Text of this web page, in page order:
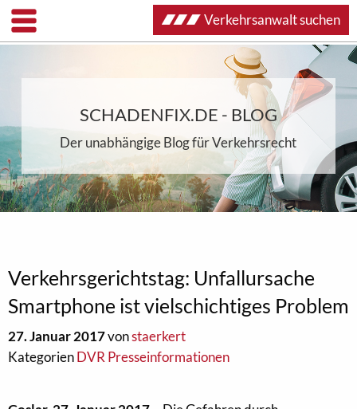
SCHADENFIX.DE - BLOG
Der unabhängige Blog für Verkehrsrecht
Verkehrsgerichtstag: Unfallursache
Smartphone ist vielschichtiges Problem
27. Januar 2017vonstaerkert
KategorienDVR Presseinformationen
Verkehrsanwalt suchen